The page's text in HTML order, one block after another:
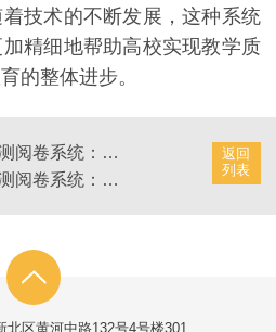
技术的不断发展，这种系统
精细地帮助高校实现教学质
的整体进步。
返回
列表
高校教学质量监测阅卷系统：高效实现教学质量提升
高校教学质量监测阅卷系统：高效实现考试成绩录入过程
北区黄河中路132号4号楼301